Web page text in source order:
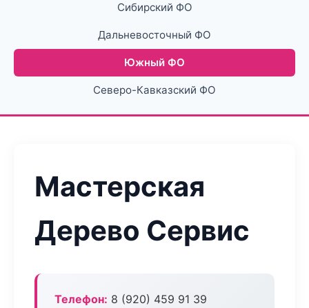
Сибирский ФО
Дальневосточный ФО
Южный ФО
Северо-Кавказский ФО
Мастерская
Дерево Сервис
Телефон: 8 (920) 459 91 39